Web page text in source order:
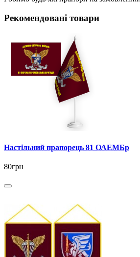
Рекомендовані товари
Настільний прапорець 81 ОАЕМБр
80грн